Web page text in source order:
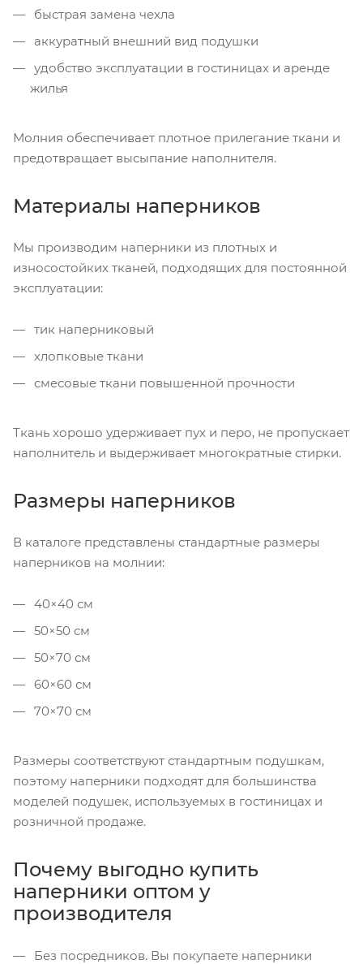
быстрая замена чехла
аккуратный внешний вид подушки
удобство эксплуатации в гостиницах и аренде
жилья
Молния обеспечивает плотное прилегание ткани и
предотвращает высыпание наполнителя.
Материалы наперников
Мы производим наперники из плотных и
износостойких тканей, подходящих для постоянной
эксплуатации:
тик наперниковый
хлопковые ткани
смесовые ткани повышенной прочности
Ткань хорошо удерживает пух и перо, не пропускает
наполнитель и выдерживает многократные стирки.
Размеры наперников
В каталоге представлены стандартные размеры
наперников на молнии:
40×40 см
50×50 см
50×70 см
60×60 см
70×70 см
Размеры соответствуют стандартным подушкам,
поэтому наперники подходят для большинства
моделей подушек, используемых в гостиницах и
розничной продаже.
Почему выгодно купить
наперники оптом у
производителя
Без посредников. Вы покупаете наперники